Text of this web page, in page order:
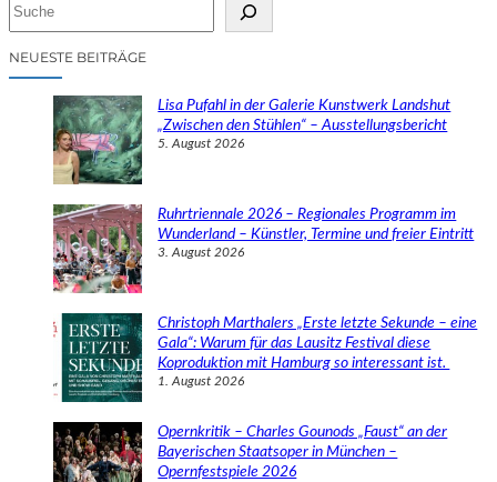
NEUESTE BEITRÄGE
Lisa Pufahl in der Galerie Kunstwerk Landshut
„Zwischen den Stühlen“ – Ausstellungsbericht
5. August 2026
Ruhrtriennale 2026 – Regionales Programm im
Wunderland – Künstler, Termine und freier Eintritt
3. August 2026
Christoph Marthalers „Erste letzte Sekunde – eine
Gala“: Warum für das Lausitz Festival diese
Koproduktion mit Hamburg so interessant ist.
1. August 2026
Opernkritik – Charles Gounods „Faust“ an der
Bayerischen Staatsoper in München –
Opernfestspiele 2026